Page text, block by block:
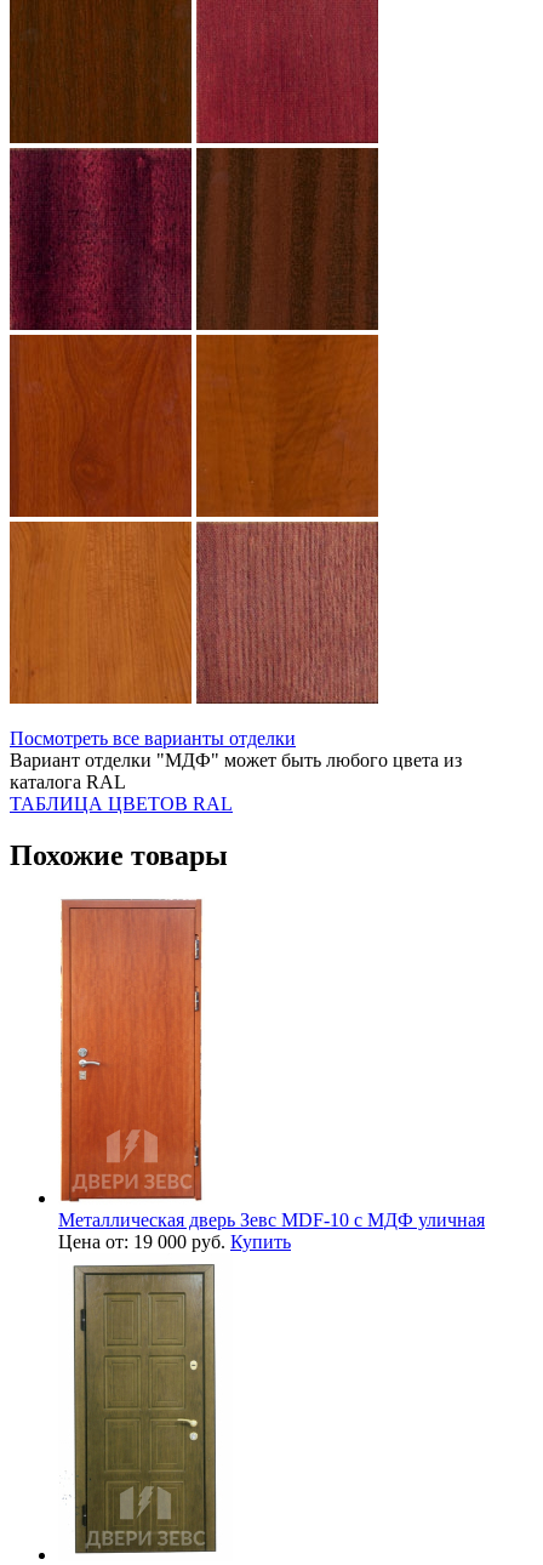
Посмотреть все варианты отделки
Вариант отделки "МДФ" может быть любого цвета из
каталога RAL
ТАБЛИЦА ЦВЕТОВ RAL
Похожие товары
Металлическая дверь Зевс MDF-10 с МДФ уличная
Цена от: 19 000 руб. Купить